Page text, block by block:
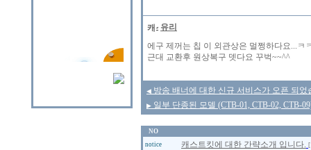
유리
에구 제꺼는 칩 이 외관상은 멀쩡하다요...ㅋ
근대 교환후 원상복구 뎃다요 꾸벅~~^^
◀ 방송 배너에 대한 신규 서비스가 오픈 되었
▶ 일부 단종된 모델 (CTB-01, CTB-02, CTB-
NO
notice
캐스트킷에 대한 간략소개 입니다.